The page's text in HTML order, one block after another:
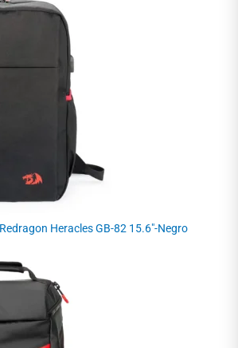
Heracles GB-82 15.6"-Negro